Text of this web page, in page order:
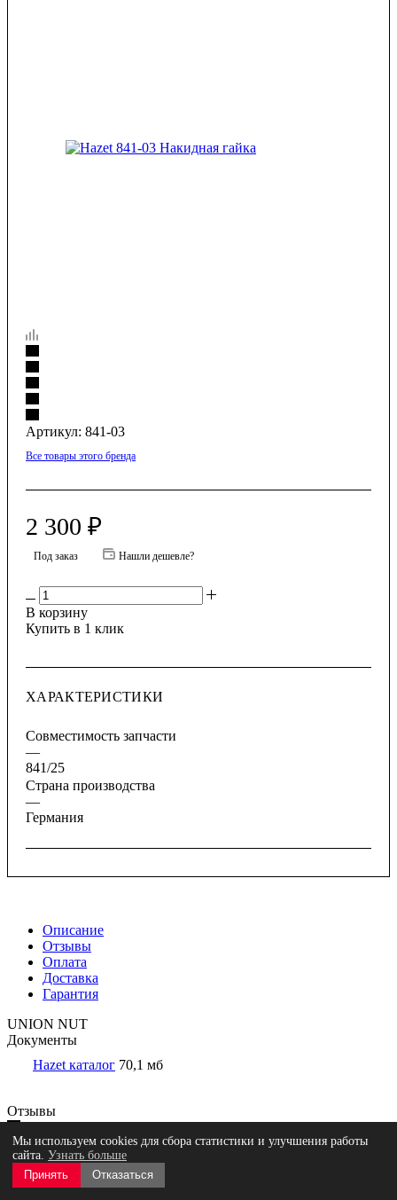
Артикул: 841-03
Все товары этого бренда
2 300 ₽
Под заказ Нашли дешевле?
В корзину
Купить в 1 клик
ХАРАКТЕРИСТИКИ
Совместимость запчасти
—
841/25
Страна производства
—
Германия
Описание
Отзывы
Оплата
Доставка
Гарантия
UNION NUT
Документы
Hazet каталог 70,1 мб
Отзывы
Мы используем cookies для сбора статистики и улучшения работы
сайта. Узнать больше
Принять
Отказаться